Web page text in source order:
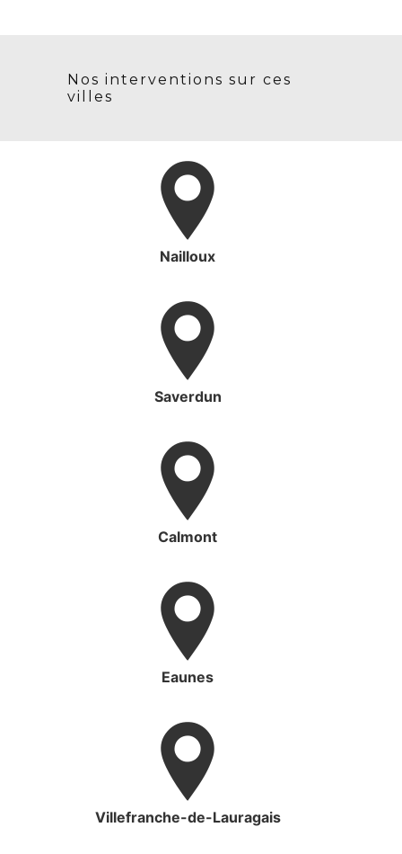
Nos interventions sur ces
villes
Nailloux
Saverdun
Calmont
Eaunes
Villefranche-de-Lauragais